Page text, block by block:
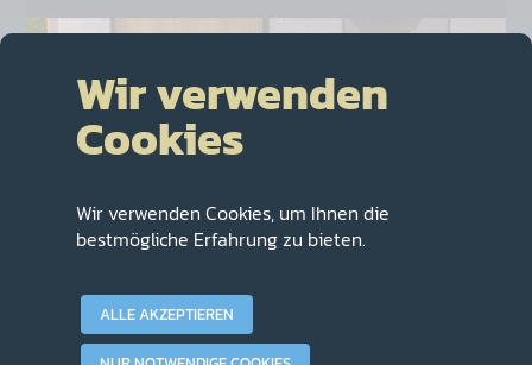
Wir verwenden
Cookies
Wir verwenden Cookies, um Ihnen die
bestmögliche Erfahrung zu bieten.
ALLE AKZEPTIEREN
Miller im TV